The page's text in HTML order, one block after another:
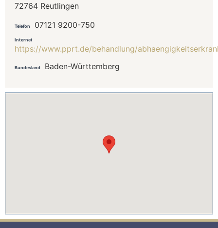
72764 Reutlingen
Telefon 07121 9200-750
Internet
https://www.pprt.de/behandlung/
Bundesland Baden-Württemberg